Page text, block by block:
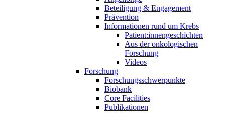
Beteiligung & Engagement
Prävention
Informationen rund um Krebs
Patient:innengeschichten
Aus der onkologischen
Forschung
Videos
Forschung
Forschungsschwerpunkte
Biobank
Core Facilities
Publikationen